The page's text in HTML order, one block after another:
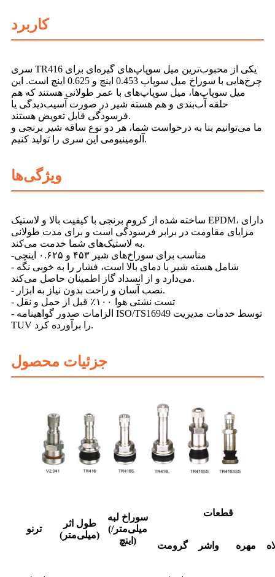
کاربرد
سری TR416 یکی از محبوب‌ترین میل سوپاپ‌های گیره‌ای برای
چرخ‌هایی با سوراخ میل سوپاپ 0.453 اینچ و 0.625 اینچ است. این
میل سوپاپ‌ها، میل سوپاپ‌های با عمر طولانی هستند که هم
حلقه آب‌بندی و هم هسته شیر در صورت آسیب‌دیدگی یا
فرسودگی قابل تعویض هستند.
ما می‌توانیم بنا به درخواست شما، هر دو نوع ساقه شیر برنجی و
آلومینیومی این سری را تولید کنیم.
ویژگی‌ها
ساخته شده از کروم برنجی با کیفیت بالا و لاستیک EPDM، دارای
مزایای مقاومت در برابر فرسودگی است و برای مدت طولانی
به لاستیک‌های شما خدمت می‌کند.
-مناسب برای سوراخ‌های شیر ۴۵۳ و ۰.۶۲۵ اینچی
- شامل هسته شیر با دمای بالا است، فشار را به خوبی نگه
می‌دارد و از انسداد گاز اطمینان حاصل می‌کند.
- نصب آسان و راحت بدون نیاز به ابزار.
- تست نشتی هوا ۱۰۰٪ قبل از حمل و نقل
- الزامات صدور گواهینامه ISO/TS16949 توسط خدمات مدیریت
TUV را برآورده کرد.
جزئیات محصول
ترنو
طول اثر
(میلی‌متر)
سوراخ لبه
(میلی‌متر/
اینچ)
قطعات
گرومت واشر مهره